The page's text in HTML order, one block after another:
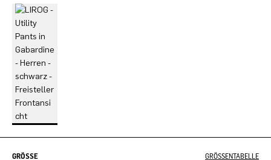
GRÖSSE GRÖSSENTABELLE